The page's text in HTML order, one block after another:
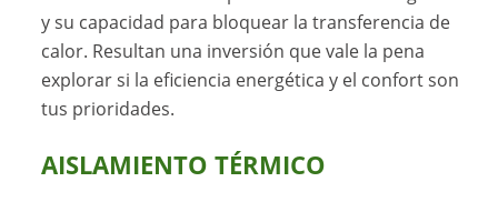
y su capacidad para bloquear la transferencia de
calor. Resultan una inversión que vale la pena
explorar si la eficiencia energética y el confort son
tus prioridades.
AISLAMIENTO TÉRMICO